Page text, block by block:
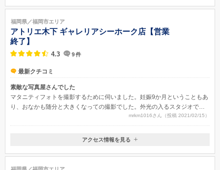
福岡県福岡市早良区西新4丁目6-23
福岡県／福岡市エリア
アトリエ木下 ギャレリアシーホーク店【営業
終了】
4.3 9件
最新クチコミ
素敵な写真屋さんでした
マタニティフォトを撮影するために伺いました。妊娠9か月ということもあ
り、おなかも随分と大きくなっての撮影でした。外光の入るスタジオでし
たが当日曇りだったため、出来栄えを心配しましたが全く問題ありません
でした。曇りをうまく利用したやわらかい光を取り入れた写し方で我が子
を慈しむ優しい母親という雰囲気に仕上げてくださいました。
mrkm1016さん（投稿 2021/02/15）
福岡県福岡市中央区地行浜2-2-3 ヒルトン福岡シーホーク4F
アクセス情報を見る